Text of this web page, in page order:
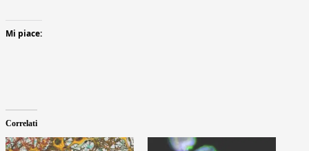
Mi piace:
Correlati